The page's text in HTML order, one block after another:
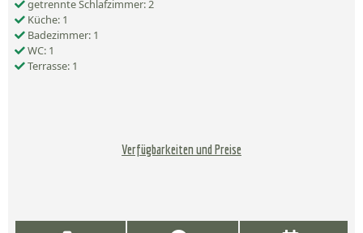
getrennte Schlafzimmer: 2
Küche: 1
Badezimmer: 1
WC: 1
Terrasse: 1
Verfügbarkeiten und Preise